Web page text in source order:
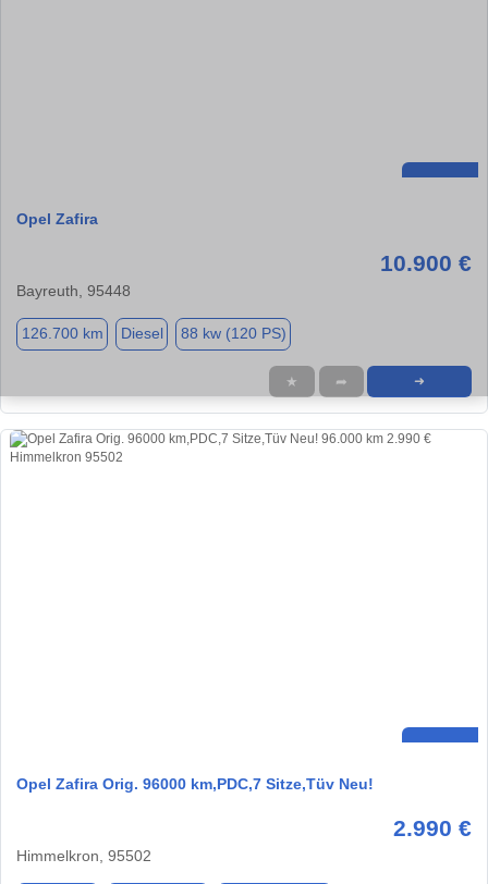
Opel Zafira
10.900 €
Bayreuth, 95448
126.700 km Diesel 88 kw (120 PS)
★ ➦ ➜
Opel Zafira Orig. 96000 km,PDC,7 Sitze,Tüv Neu!
2.990 €
Himmelkron, 95502